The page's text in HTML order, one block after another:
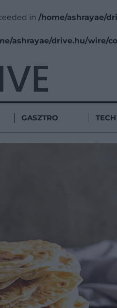
in /home/ashrayae/
ashrayae/drive.hu/wire/
GASZTRO TECH